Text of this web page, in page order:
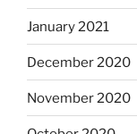
January 2021
December 2020
November 2020